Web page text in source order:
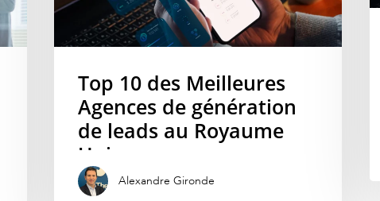
Top 10 des Meilleures
Agences de génération
de leads au Royaume
Uni
Alexandre Gironde